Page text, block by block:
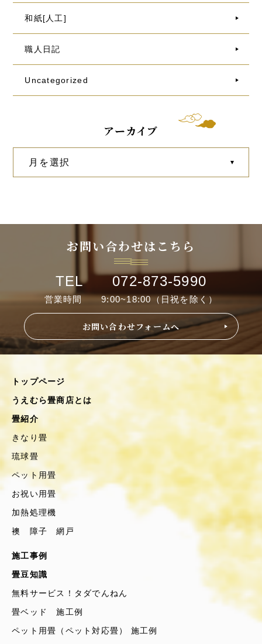
和紙[人工]
職人日記
Uncategorized
アーカイブ
お問い合わせはこちら
TEL 072-873-5990
営業時間 9:00~18:00（日祝を除く）
お問い合わせフォームへ
トップページ
うえむら畳商店とは
畳紹介
きなり畳
琉球畳
ペット用畳
お祝い用畳
加熱処理機
襖 障子 網戸
施工事例
畳豆知識
無料サービス！タダでんねん
畳ベッド 施工例
ペット用畳（ペット対応畳） 施工例